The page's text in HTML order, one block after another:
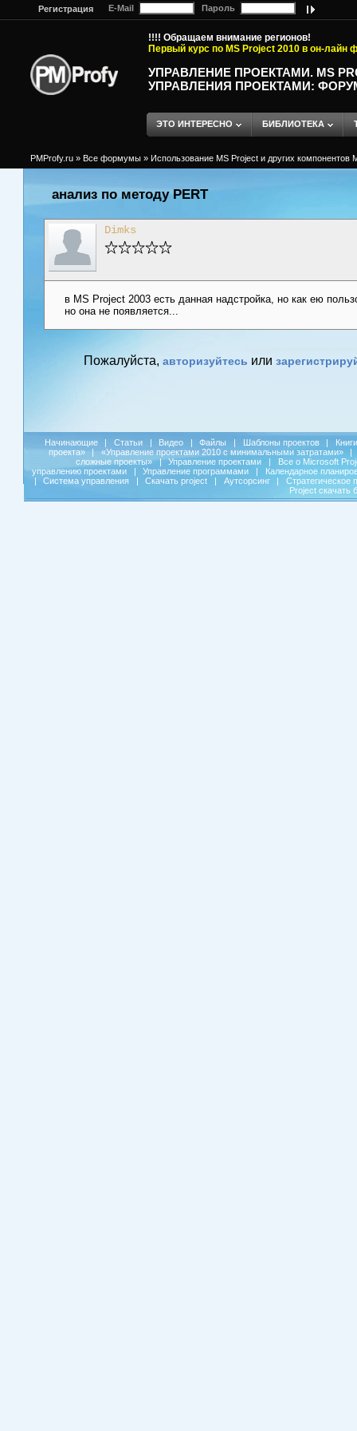
Регистрация E-Mail Пароль
!!!! Обращаем внимание регионов!
Первый курс по MS Project 2010 в он-лайн
УПРАВЛЕНИЕ ПРОЕКТАМИ. MS
УПРАВЛЕНИЯ ПРОЕКТАМИ:
ЭТО ИНТЕРЕСНО БИБЛИОТЕКА
PMProfy.ru » Все формумы » Использование MS Project и других компонентов
анализ по методу PERT
Dimks
в MS Project 2003 есть данная надстройка, но как ею
но она не появляется...
Пожалуйста, авторизуйтесь или
Начинающие | Статьи | Видео | Файлы | Шаблоны проектов |
Книги
проекта»
| «Управление проектами 2010 с минимальными затратами»
|
сложные проекты»
| Управление проектами |
Все о Microsoft
управлению проектами
| Управление программами |
Календарное
|
Система управления | Скачать project | Аутсорсинг |
Стратегическое
Project скачать